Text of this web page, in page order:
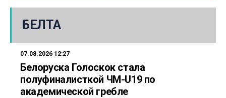
БЕЛТА
07.08.2026 12:27
Белоруска Голоскок стала
полуфиналисткой ЧМ-U19 по
академической гребле